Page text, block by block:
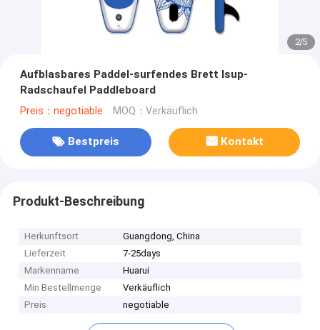
2/5
Aufblasbares Paddel-surfendes Brett Isup-
Radschaufel Paddleboard
Preis：negotiable MOQ：Verkäuflich
Bestpreis Kontakt
Produkt-Beschreibung
Herkunftsort
Guangdong, China
Lieferzeit
7-25days
Markenname
Huarui
Min Bestellmenge
Verkäuflich
Preis
negotiable